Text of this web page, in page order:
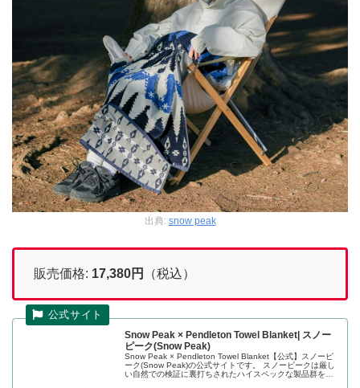
出典: snow peak
販売価格: 17,380円 （税込）
Snow Peak × Pendleton Towel Blanket| スノー
ピーク(Snow Peak)
Snow Peak × Pendleton Towel Blanket【公式】スノーピ
ーク(Snow Peak)の公式サイトです。 スノーピークは厳し
い自然での検証に裏打ちされたハイスペックな製品群を提